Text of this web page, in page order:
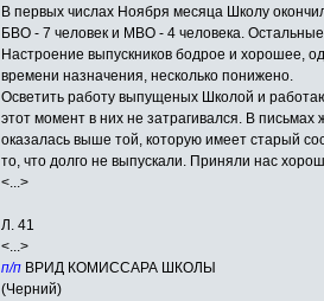
В первых числах Ноября месяца Школу
БВО - 7 человек и МВО - 4 человека.
Настроение выпускников бодрое и хорошее,
времени назначения, несколько понижено.
Осветить работу выпущеных Школой и
этот момент в них не затрагивался. В
оказалась выше той, которую имеет старый
то, что долго не выпускали. Приняли нас
<...>
Л. 41
<...>
п/п ВРИД КОМИССАРА ШКОЛЫ
(Черний)